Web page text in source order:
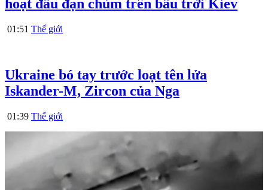
hoạt đầu đạn chùm trên bầu trời Kiev
01:51 Thế giới
Ukraine bó tay trước loạt tên lửa
Iskander-M, Zircon của Nga
01:39 Thế giới